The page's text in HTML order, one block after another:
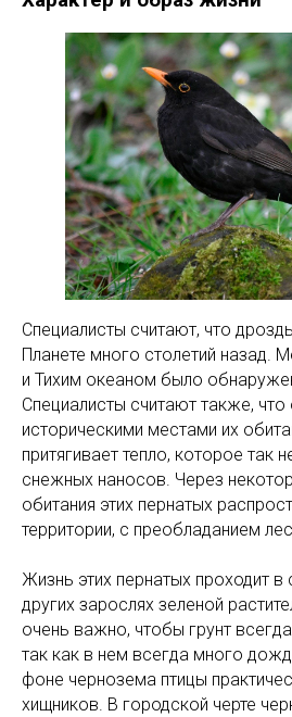
Специалисты считают, что
Планете много столетий назад.
и Тихим океаном было
Специалисты считают также,
историческими местами их
притягивает тепло, которое так
снежных наносов. Через
обитания этих пернатых
территории, с преобладанием
Жизнь этих пернатых проходит в
других зарослях зеленой
очень важно, чтобы грунт
так как в нем всегда много
фоне чернозема птицы
хищников. В городской черте